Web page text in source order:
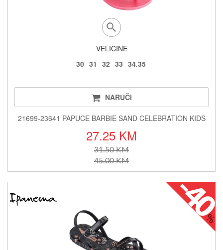
VELIČINE
30 31 32 33 34.35
NARUČI
21699-23641 PAPUCE BARBIE SAND CELEBRATION KIDS
27.25 KM
31.50 KM
45.00 KM